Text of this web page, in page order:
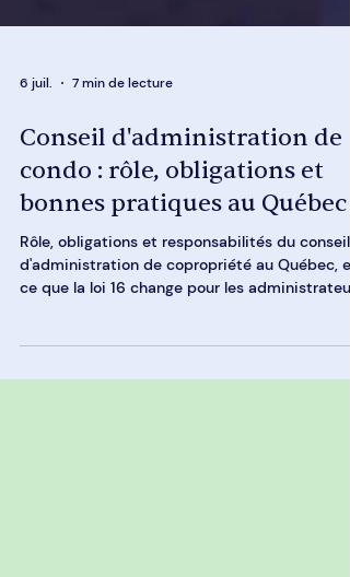
6 juil. 7 min de lecture
Conseil d'administration de
condo : rôle, obligations et
bonnes pratiques au Québec
ce que la loi 16 change pour les
bénévoles.